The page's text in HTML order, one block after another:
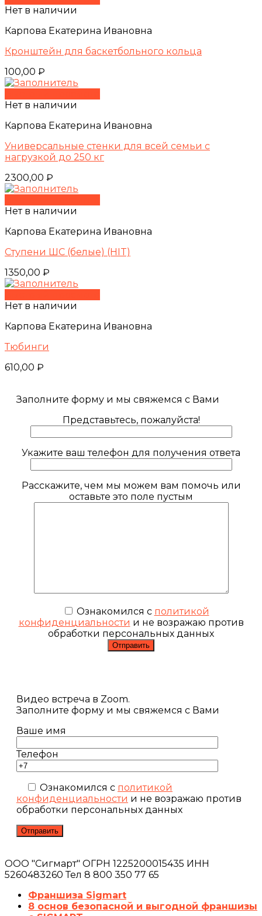
Нет в наличии
Карпова Екатерина Ивановна
Кронштейн для баскетбольного кольца
100,00 ₽
Нет в наличии
Карпова Екатерина Ивановна
Универсальные стенки для всей семьи с
нагрузкой до 250 кг
2300,00 ₽
Нет в наличии
Карпова Екатерина Ивановна
Ступени ШС (белые) (HIT)
1350,00 ₽
Нет в наличии
Карпова Екатерина Ивановна
Тюбинги
610,00 ₽
Заполните форму и мы свяжемся с Вами
Представьтесь, пожалуйста!
Укажите ваш телефон для получения ответа
Расскажите, чем мы можем вам помочь или
оставьте это поле пустым
Ознакомился с политикой
конфиденциальности и не возражаю против
обработки персональных данных
Видео встреча в Zoom.
Заполните форму и мы свяжемся с Вами
Ваше имя
Телефон
Ознакомился с политикой
конфиденциальности и не возражаю против
обработки персональных данных
ООО "Сигмарт" ОГРН 1225200015435 ИНН
5260483260 Тел 8 800 350 77 65
Франшиза Sigmart
8 основ безопасной и выгодной франшизы